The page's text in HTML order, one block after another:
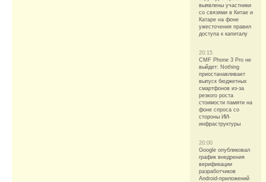
выявлены участники
со связями в Китае и
Катаре на фоне
ужесточения правил
доступа к капиталу
20:15
CMF Phone 3 Pro не
выйдет: Nothing
приостанавливает
выпуск бюджетных
смартфонов из-за
резкого роста
стоимости памяти на
фоне спроса со
стороны ИИ-
инфраструктуры
20:00
Google опубликовал
график внедрения
верификации
разработчиков
Android-приложений